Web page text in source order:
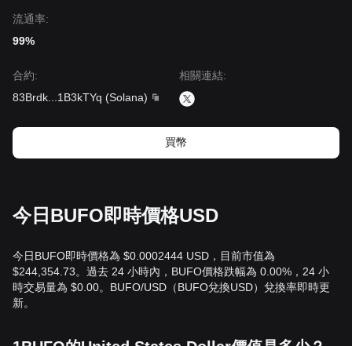
流通率:
99%
合約:
83Brdk
1B3kTYq (Solana)
相關連結:
買幣
今日BUFO即時價格USD
今日BUFO即時價格為 $0.0002444 USD，目前市值為
$244,354.73。過去 24 小時內，BUFO價格跌幅為 0.00%，24 小
時交易量為 $0.00。BUFO/USD（BUFO兌換USD）兌換率即時更
新。